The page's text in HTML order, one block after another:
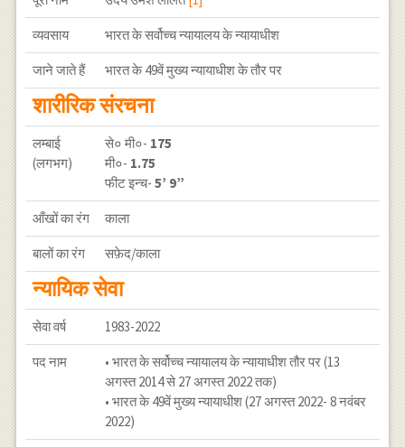
व्यवसाय भारत के सर्वोच्च न्यायालय के न्यायाधीश
जाने जाते हैं भारत के 49वें मुख्य न्यायाधीश के तौर पर
शारीरिक संरचना
लम्बाई
(लगभग)
से० मी०- 175
मी०- 1.75
फीट इन्च- 5’ 9”
आँखों का रंग काला
बालों का रंग सफ़ेद/काला
न्यायिक सेवा
सेवा वर्ष 1983-2022
पद नाम
• भारत के सर्वोच्च न्यायालय के न्यायाधीश तौर पर (13
अगस्त 2014 से 27 अगस्त 2022 तक)
• भारत के 49वें मुख्य न्यायाधीश (27 अगस्त 2022- 8 नवंबर
2022)